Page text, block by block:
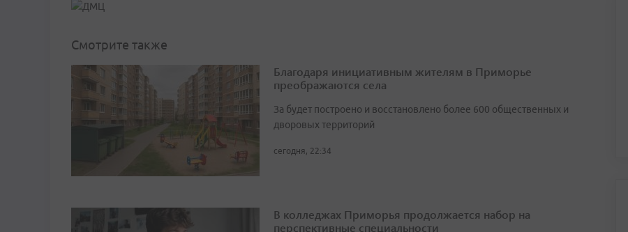
Смотрите также
Благодаря инициативным жителям в Приморье
преображаются села
За будет построено и восстановлено более 600 общественных и
дворовых территорий
сегодня, 22:34
В колледжах Приморья продолжается набор на
перспективные специальности